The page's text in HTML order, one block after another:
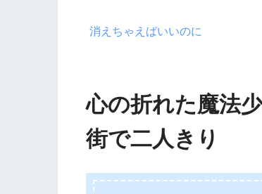
消えちゃえばいいのに
心の折れた魔法
街で二人きり